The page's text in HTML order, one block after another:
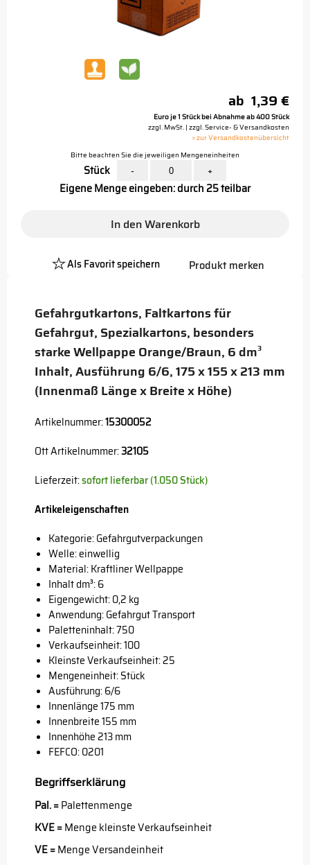
Gefahrgutkartons, Faltkartons für
Gefahrgut, Spezialkartons, besonders
starke Wellpappe Orange/Braun, 6 dm³
Inhalt, Ausführung 6/6, 175 x 155 x 213 mm
(Innenmaß Länge x Breite x Höhe)
Artikelnummer:15300052
Ott Artikelnummer:32105
Lieferzeit:sofort lieferbar (1.050 Stück)
Artikeleigenschaften
Kategorie: Gefahrgutverpackungen
Welle: einwellig
Material: Kraftliner Wellpappe
Inhalt dm³: 6
Eigengewicht: 0,2 kg
Anwendung: Gefahrgut Transport
Paletteninhalt: 750
Verkaufseinheit: 100
Kleinste Verkaufseinheit: 25
Mengeneinheit: Stück
Ausführung: 6/6
Innenlänge 175 mm
Innenbreite 155 mm
Innenhöhe 213 mm
FEFCO: 0201
Begriffserklärung
Pal. =Palettenmenge
KVE =Menge kleinste Verkaufseinheit
VE =Menge Versandeinheit
ab 1,39 €
Euro je 1 Stück bei Abnahme ab 400 Stück
zzgl. MwSt. | zzgl. Service- & Versandkosten
> zur Versandkostenübersicht
Bitte beachten Sie die jeweiligen Mengeneinheiten
Stück - +
Eigene Menge eingeben: durch 25 teilbar
In den Warenkorb
Als Favorit speichern
Platzhalter
Produkt merken